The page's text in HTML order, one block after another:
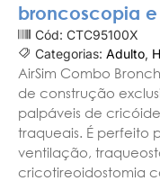
broncoscopia
Cód: CTC95100X
Categorias: Adulto,
AirSim Combo
de construção
palpáveis ​​de
traqueais. É perfeito
ventilação,
cricotireoidostomia